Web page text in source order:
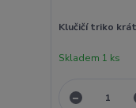
Klučičí triko
Skladem 1 ks